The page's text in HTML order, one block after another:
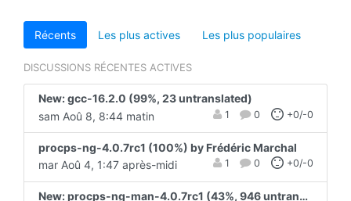
Récents Les plus actives Les plus populaires
DISCUSSIONS RÉCENTES ACTIVES
New: gcc-16.2.0 (99%, 23 untranslated)
sam Aoû 8, 8:44 matin
1 0 +0/-0
procps-ng-4.0.7rc1 (100%) by Frédéric Marchal
mar Aoû 4, 1:47 après-midi
1 0 +0/-0
New: procps-ng-man-4.0.7rc1 (43%, 946 untranslated)